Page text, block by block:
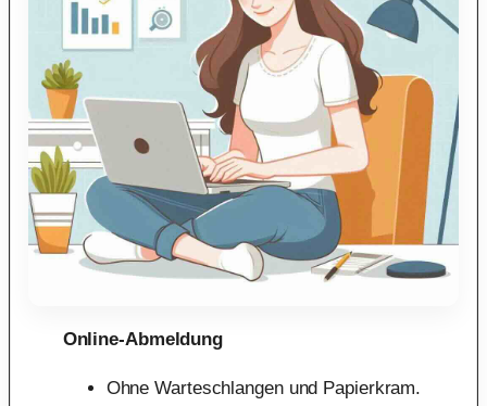
Online-Abmeldung
Ohne Warteschlangen und Papierkram.